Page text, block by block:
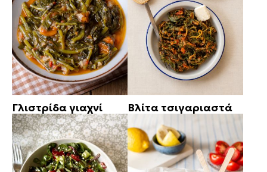
Γλιστρίδα γιαχνί Βλίτα τσιγαριαστά